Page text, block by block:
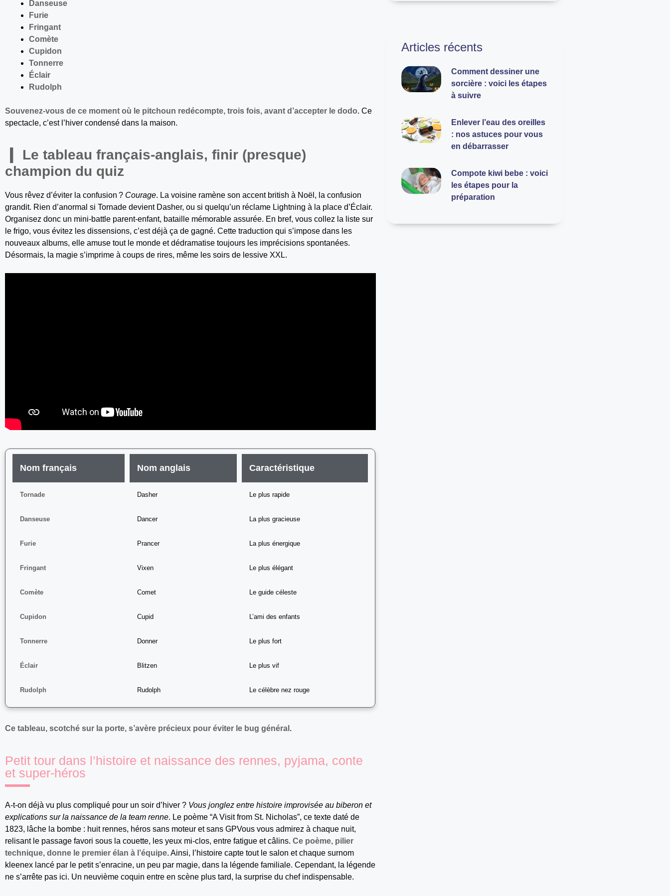
Danseuse
Furie
Fringant
Comète
Cupidon
Tonnerre
Éclair
Rudolph
Souvenez-vous de ce moment où le pitchoun redécompte, trois fois, avant d’accepter le dodo. Ce
spectacle, c’est l’hiver condensé dans la maison.
Le tableau français-anglais, finir (presque)
champion du quiz
Vous rêvez d’éviter la confusion ? Courage. La voisine ramène son accent british à Noël, la confusion
grandit. Rien d’anormal si Tornade devient Dasher, ou si quelqu’un réclame Lightning à la place d’Éclair.
Organisez donc un mini-battle parent-enfant, bataille mémorable assurée. En bref, vous collez la liste sur
le frigo, vous évitez les dissensions, c’est déjà ça de gagné. Cette traduction qui s’impose dans les
nouveaux albums, elle amuse tout le monde et dédramatise toujours les imprécisions spontanées.
Désormais, la magie s’imprime à coups de rires, même les soirs de lessive XXL.
Nom français Nom anglais Caractéristique
Tornade Dasher Le plus rapide
Danseuse Dancer La plus gracieuse
Furie Prancer La plus énergique
Fringant Vixen Le plus élégant
Comète Comet Le guide céleste
Cupidon Cupid L’ami des enfants
Tonnerre Donner Le plus fort
Éclair Blitzen Le plus vif
Rudolph Rudolph Le célèbre nez rouge
Ce tableau, scotché sur la porte, s’avère précieux pour éviter le bug général .
Petit tour dans l’histoire et naissance des rennes, pyjama, conte
et super-héros
A-t-on déjà vu plus compliqué pour un soir d’hiver ? Vous jonglez entre histoire improvisée au biberon et
explications sur la naissance de la team renne. Le poème “A Visit from St. Nicholas”, ce texte daté de
1823, lâche la bombe : huit rennes, héros sans moteur et sans GPVous vous admirez à chaque nuit,
relisant le passage favori sous la couette, les yeux mi-clos, entre fatigue et câlins. Ce poème, pilier
technique, donne le premier élan à l’équipe. Ainsi, l’histoire capte tout le salon et chaque surnom
kleenex lancé par le petit s’enracine, un peu par magie, dans la légende familiale. Cependant, la légende
ne s’arrête pas ici. Un neuvième coquin entre en scène plus tard, la surprise du chef indispensable.
Articles récents
Comment dessiner une
sorcière : voici les étapes
à suivre
Enlever l’eau des oreilles
: nos astuces pour vous
en débarrasser
Compote kiwi bebe : voici
les étapes pour la
préparation